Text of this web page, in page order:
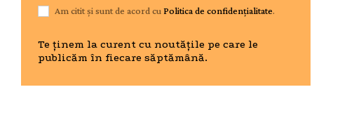
Am citit și sunt de acord cuPolitica de confidențialitate.
Te ținem la curent cu noutățile pe care le
publicăm în fiecare săptămână.